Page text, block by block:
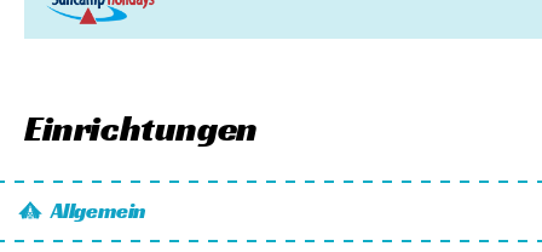
Einrichtungen
Allgemein
Wi-Fi